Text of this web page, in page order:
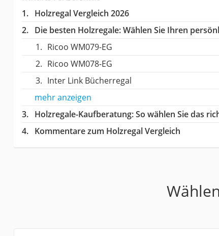
Holzregal Vergleich 2026
Die besten Holzregale:Wählen Sie Ihren
Ricoo WM079-EG
Ricoo WM078-EG
Inter Link Bücherregal
mehr anzeigen
Holzregale-Kaufberatung: So wählen Sie das
Kommentare zum Holzregal Vergleich